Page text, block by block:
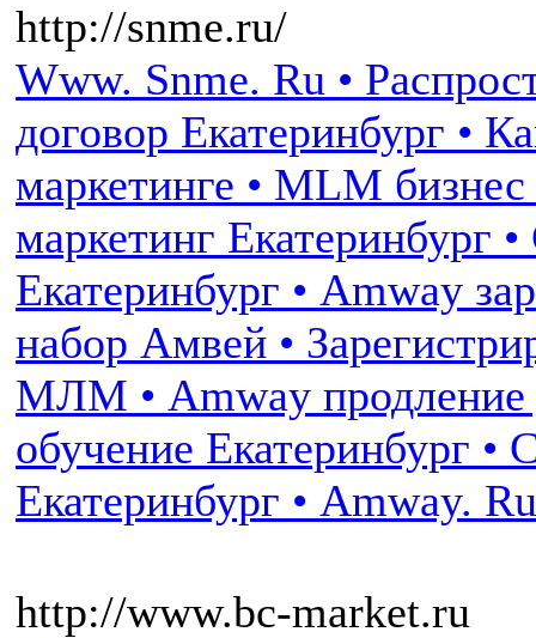
http://snme.ru/
Www. Snme. Ru •
договор Екатеринбург •
маркетинге • MLM
маркетинг Екатеринбург
Екатеринбург • Amway
набор Амвей •
МЛМ • Amway продление
обучение Екатеринбург
Екатеринбург • Amway.
http://www.bc-market.ru